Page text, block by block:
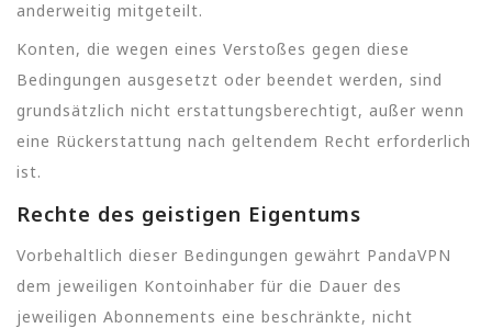
anderweitig mitgeteilt.
Konten, die wegen eines Verstoßes gegen diese
Bedingungen ausgesetzt oder beendet werden, sind
grundsätzlich nicht erstattungsberechtigt, außer wenn
eine Rückerstattung nach geltendem Recht erforderlich
ist.
Rechte des geistigen Eigentums
Vorbehaltlich dieser Bedingungen gewährt PandaVPN
dem jeweiligen Kontoinhaber für die Dauer des
jeweiligen Abonnements eine beschränkte, nicht